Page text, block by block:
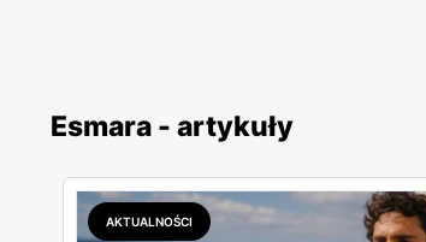
Esmara - artykuły
AKTUALNOŚCI